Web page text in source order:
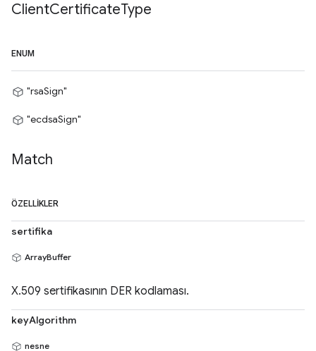
ClientCertificateType
ENUM
"rsaSign"
"ecdsaSign"
Match
ÖZELLIKLER
sertifika
ArrayBuffer
X.509 sertifikasının DER kodlaması.
keyAlgorithm
nesne